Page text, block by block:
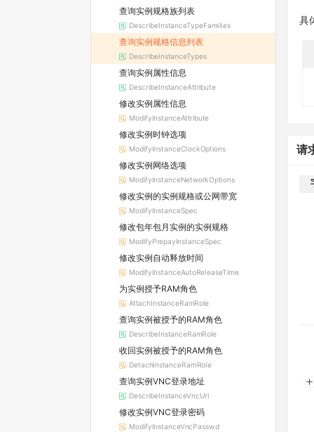
查询实例规格族列表
DescribeInstanceTypeFamilies
查询实例规格信息列表
DescribeInstanceTypes
查询实例属性信息
DescribeInstanceAttribute
修改实例属性信息
ModifyInstanceAttribute
修改实例时钟选项
ModifyInstanceClockOptions
修改实例网络选项
ModifyInstanceNetworkOptions
修改实例的实例规格或公网带宽
ModifyInstanceSpec
修改包年包月实例的实例规格
ModifyPrepayInstanceSpec
修改实例自动释放时间
ModifyInstanceAutoReleaseTime
为实例授予RAM角色
AttachInstanceRamRole
查询实例被授予的RAM角色
DescribeInstanceRamRole
收回实例被授予的RAM角色
DetachInstanceRamRole
查询实例VNC登录地址
DescribeInstanceVncUrl
修改实例VNC登录密码
ModifyInstanceVncPasswd
具
请